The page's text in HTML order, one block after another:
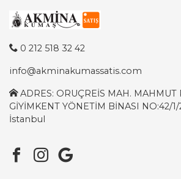
0 212 518 32 42
info@akminakumassatis.com
ADRES: ORUÇREİS MAH. MAHMUT
GİYİMKENT YÖNETİM BİNASI NO:42/
İstanbul